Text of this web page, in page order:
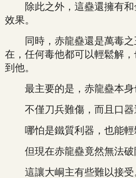
除此之外，這蠱還擁有和
效果。
同時，赤龍蠱還是萬毒之
在，任何毒他都可以輕鬆解
到他。
最主要的是，赤龍蠱本身
不僅刀兵難傷，而且口器
哪怕是鐵質利器，也能輕
但現在赤龍蠱竟然無法破
這讓大峒主有些難以接受